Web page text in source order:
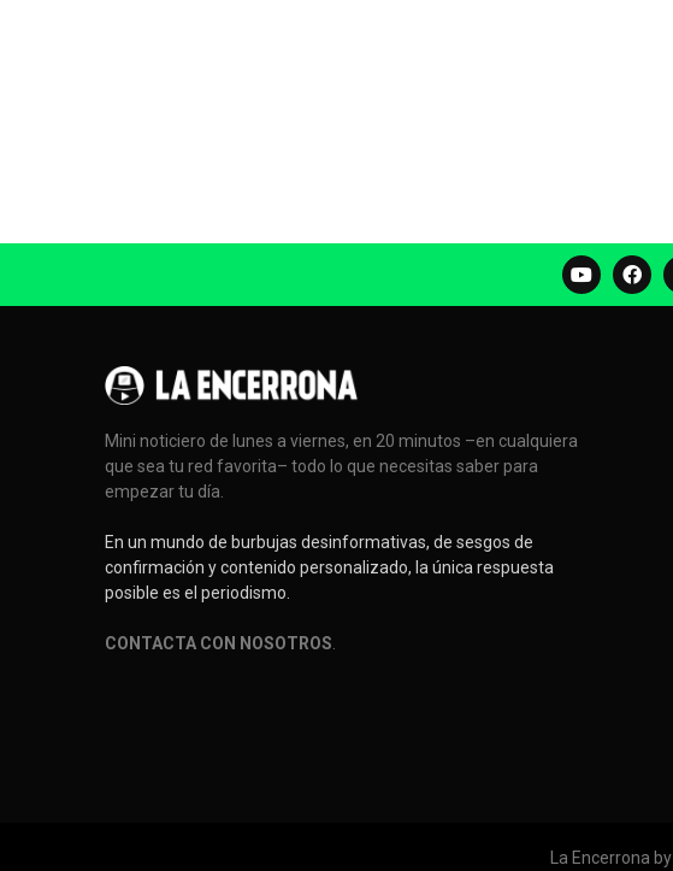
Mini noticiero de lunes a viernes, en 20 minutos –en cualquiera
que sea tu red favorita– todo lo que necesitas saber para
empezar tu día.
En un mundo de burbujas desinformativas, de sesgos de
confirmación y contenido personalizado, la única respuesta
posible es el periodismo.
CONTACTA CON NOSOTROS
La Encerrona by